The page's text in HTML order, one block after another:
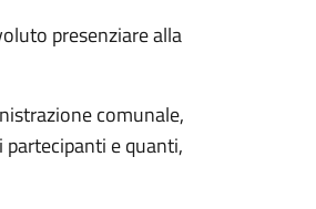
presenziare alla
comunale,
e quanti,